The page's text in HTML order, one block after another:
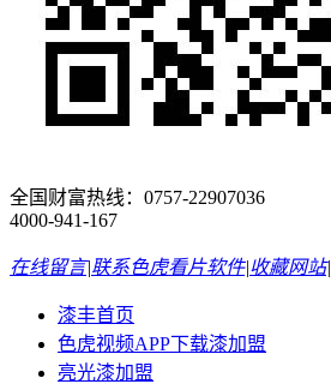
全国财富热线： 0757-22907036
4000-941-167
在线留言|联系色虎看片软件|收藏网站|
漆丰首页
色虎视频APP下载漆加盟
亮光漆加盟